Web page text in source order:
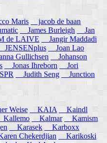
Maris
jacob de baan
James Burleigh
Jan
de LAIVE
Jangir Maddadi
JENSENplus
Joan Lao
Gullichsen
Johanson
Jonas Ihreborn
Jori
Judith Seng
Junction
Weise KAIA
Kaindl
Kallemo Kalmar
Kamism
Karasek
Karboxx
Chekerdjian
Karikoski